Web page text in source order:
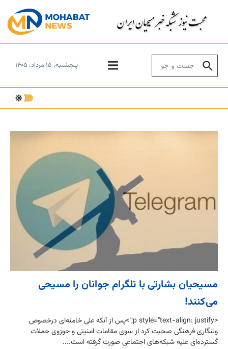
پنجشنبه، ۱۵ مرداد، ۱۴۰۵
مسیحیان بشارتی با تلگرام جوانان را مسیحی
می‌کنند!
<p style="text-align: justify;">پس از آنکه علی خامنه‌ای درخصوص
ولنگاری فرهنگی صحبت کرد از سوی مقامات امنیتی و حوزوی حملات
گسترده‌ای علیه شبکه‌های اجتماعی صورت گرفته است....